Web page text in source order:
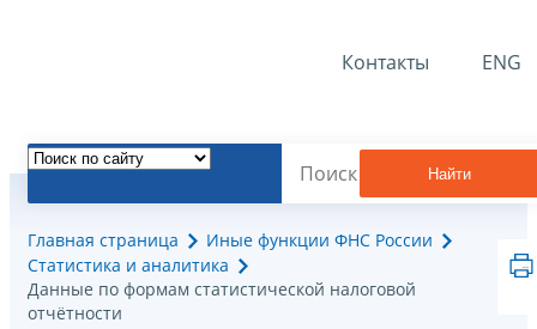
Контакты ENG
Найти
Главная страница
Иные функции ФНС России
Статистика и аналитика
Данные по формам статистической налоговой
отчётности